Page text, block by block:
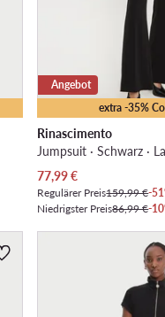
extra -35%
Angebot
Rinascimento
Jumpsuit · Schwarz ·
Aktueller Preis
77,99€
Regulärer Preis159,99 €-
Niedrigster Preis86,99 €-